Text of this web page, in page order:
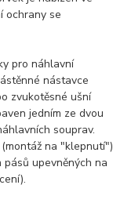
ochrany se
pro náhlavní
nástavce
zvukotěsné ušní
jedním ze dvou
souprav.
na "klepnutí")
upevněných na